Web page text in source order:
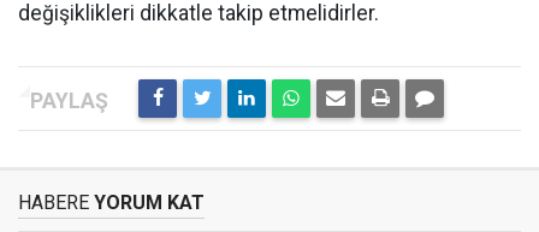
değişiklikleri dikkatle takip etmelidirler.
HABERE YORUM KAT